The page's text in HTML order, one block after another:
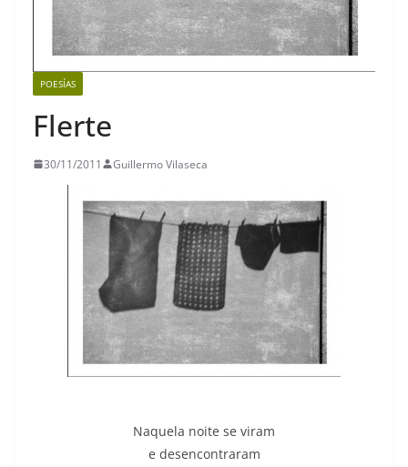
POESÍAS
Flerte
30/11/2011 Guillermo Vilaseca
Naquela noite se viram
e desencontraram